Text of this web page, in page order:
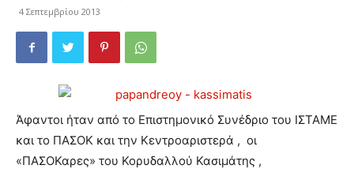
4 Σεπτεμβρίου 2013
Άφαντοι ήταν από το Επιστημονικό Συνέδριο του ΙΣΤΑΜΕ
και το ΠΑΣΟΚ και την Κεντροαριστερά , οι
«ΠΑΣΟΚαρες» του Κορυδαλλού Κασιμάτης ,